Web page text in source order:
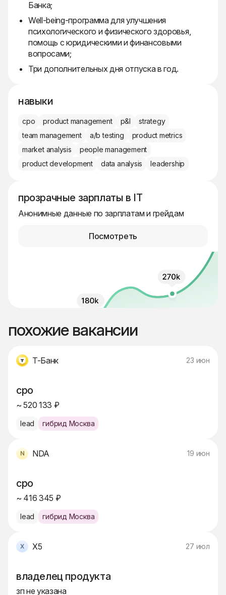
Банка;
Well-being-программа для улучшения
психологического и физического здоровья,
помощь с юридическими и финансовыми
вопросами;
Три дополнительных дня отпуска в год.
навыки
cpo product management p&l
strategy
team management
a/b testing
product metrics
market analysis
people management
product development
data analysis leadership
прозрачные зарплаты в IT
Анонимные данные по зарплатам и грейдам
Посмотреть
похожие вакансии
Т-Банк 23 июн
cpo
~ 520 133 ₽
lead гибрид Москва
NDA 19 июн
cpo
~ 416 345 ₽
lead гибрид Москва
X5 27 июл
владелец продукта
зп не указана